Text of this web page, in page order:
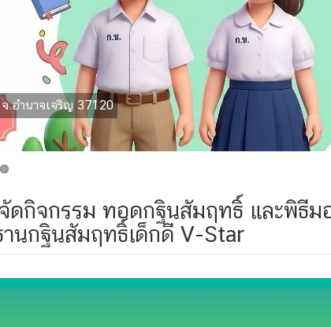
.อำนาจเจริญ 37120
ดกิจกรรม ทอดกฐินสัมฤทธิ์ และพิธีม
านกฐินสัมฤทธิ์เด็กดี V-Star